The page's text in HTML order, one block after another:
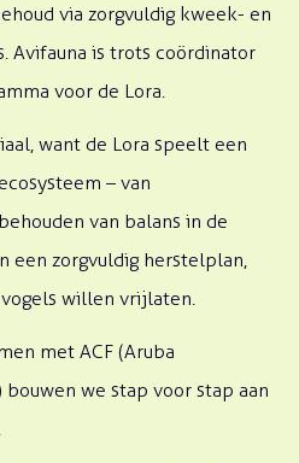
via zorgvuldig kweek- en
Avifauna is trots coördinator
voor de Lora.
want de Lora speelt een
– van
van balans in de
een zorgvuldig herstelplan,
willen vrijlaten.
met ACF (Aruba
we stap voor stap aan